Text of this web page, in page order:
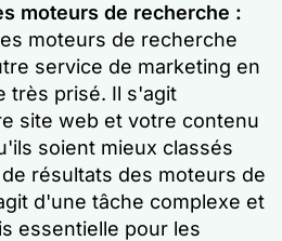
moteurs de recherche :
moteurs de recherche
service de marketing en
très prisé. Il s'agit
site web et votre contenu
soient mieux classés
résultats des moteurs de
d'une tâche complexe et
essentielle pour les